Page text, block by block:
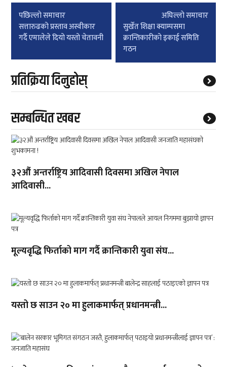
Post
navigation
पछिल्लाे समाचार
सत्तारुढको प्रस्ताव अस्वीकार
गर्दै एमालेले दियो यस्तो चेतावनी
अघिल्लाे समाचार
सुर्खेत शिक्षा क्याम्पसमा
क्रान्तिकारीको इकाई समिति
गठन
प्रतिक्रिया दिनुहोस्
सम्बन्धित खबर
३२औं अन्तर्राष्ट्रिय आदिवासी दिवसमा अखिल नेपाल
आदिवासी...
मूल्यवृद्धि फिर्ताको माग गर्दै क्रान्तिकारी युवा संघ...
यस्तो छ साउन २० मा हुलाकमार्फत् प्रधानमन्त्री...